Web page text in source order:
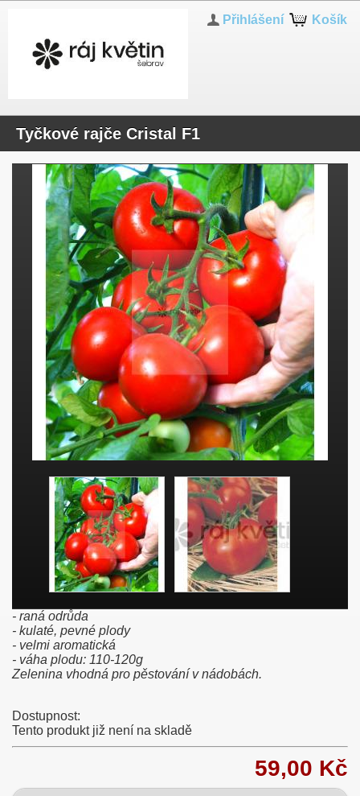
Košík
Přihlášení
Tyčkové rajče Cristal F1
- raná odrůda
- kulaté, pevné plody
- velmi aromatická
- váha plodu: 110-120g
Zelenina vhodná pro pěstování v nádobách.
Dostupnost:
Tento produkt již není na skladě
59,00 Kč